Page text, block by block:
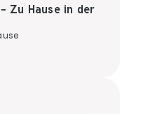
Zu Hause in der